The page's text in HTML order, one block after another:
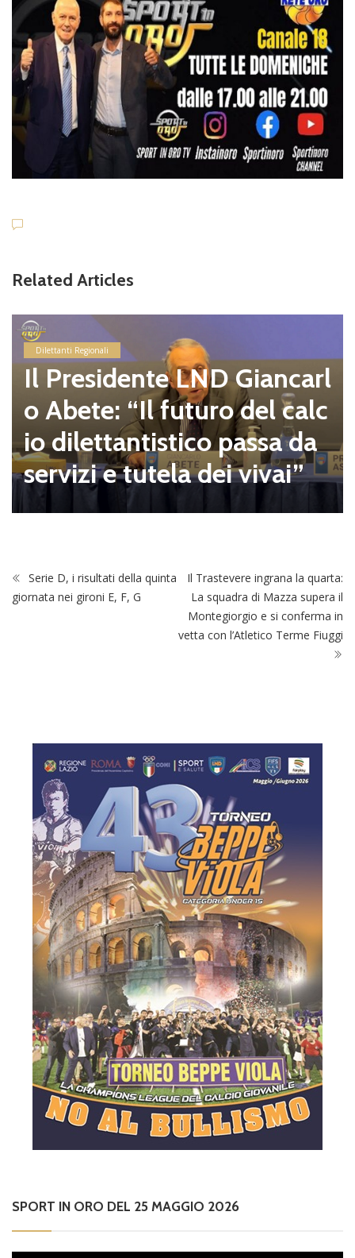
Related Articles
Dilettanti Regionali
Il Presidente LND Giancarl
o Abete: “Il futuro del calc
io dilettantistico passa da
servizi e tutela dei vivai”
Serie D, i risultati della quinta
giornata nei gironi E, F, G
Il Trastevere ingrana la quarta:
La squadra di Mazza supera il
Montegiorgio e si conferma in
vetta con l’Atletico Terme Fiuggi
SPORT IN ORO DEL 25 MAGGIO 2026